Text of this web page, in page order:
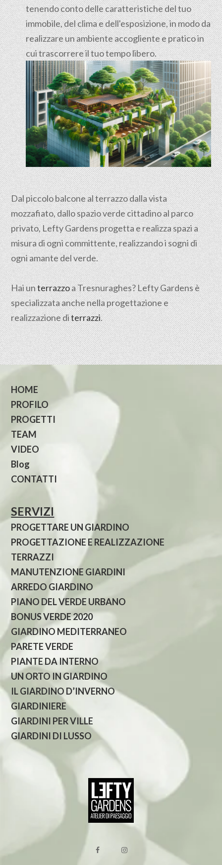
tenendo conto delle caratteristiche del tuo
immobile, del clima e dell'esposizione, in modo da
realizzare un ambiente accogliente e pratico in
cui trascorrere il tuo tempo libero.
Dal piccolo balcone al terrazzo dalla vista
mozzafiato, dallo spazio verde cittadino al parco
privato, Lefty Gardens progetta e realizza spazi a
misura di ogni committente, realizzando i sogni di
ogni amante del verde.
Hai unterrazzoa Tresnuraghes? Lefty Gardens è
specializzata anche nella progettazione e
realizzazione diterrazzi.
HOME
PROFILO
PROGETTI
TEAM
VIDEO
Blog
CONTATTI
SERVIZI
PROGETTARE UN GIARDINO
PROGETTAZIONE E REALIZZAZIONE
TERRAZZI
MANUTENZIONE GIARDINI
ARREDO GIARDINO
PIANO DEL VERDE URBANO
BONUS VERDE 2020
GIARDINO MEDITERRANEO
PARETE VERDE
PIANTE DA INTERNO
UN ORTO IN GIARDINO
IL GIARDINO D’INVERNO
GIARDINIERE
GIARDINI PER VILLE
GIARDINI DI LUSSO